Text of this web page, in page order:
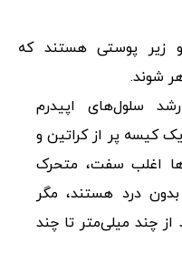
زیر پوستی هستند که
شوند.
سلول‌های اپیدرم
پر از کراتین و
اغلب سفت، متحرک
درد هستند، مگر
از چند میلی‌متر تا چند